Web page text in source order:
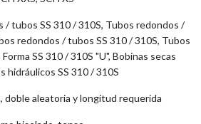
/ tubos SS 310 / 310S, Tubos redondos /
redondos / tubos SS 310 / 310S, Tubos
SS 310 / 310S "U", Bobinas secas
hidráulicos SS 310 / 310S
doble aleatoria y longitud requerida